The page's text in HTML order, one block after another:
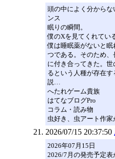
頭の中によく分から
ンス
眠りの瞬間。
僕のXを見てくれてい
僕は睡眠薬がないと
つである。そのため
に付き合ってきた。
るという人種が存在
説…
へたれゲーム貴族
はてなブログPro
コラム・読み物
虫好き、虫アート作家
2026/07/15 20:37:50
2026年07月15日
2026/7月の発売予定表